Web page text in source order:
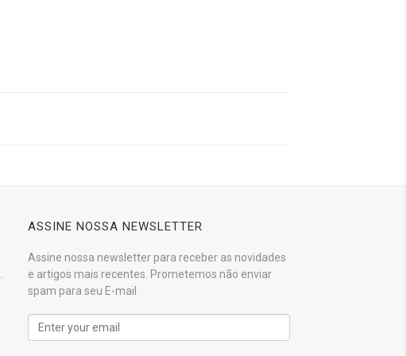
ASSINE NOSSA NEWSLETTER
Assine nossa newsletter para receber as novidades
e artigos mais recentes. Prometemos não enviar
spam para seu E-mail